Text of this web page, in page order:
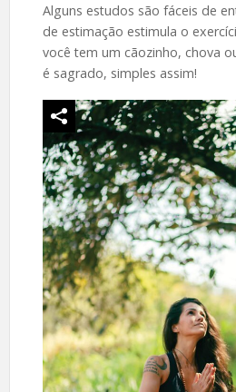
Alguns estudos são fáceis de
de estimação estimula o
você tem um cãozinho, chova
é sagrado, simples assim!